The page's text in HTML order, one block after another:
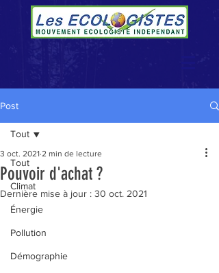
Post
Tout
Climat
Énergie
Pollution
Démographie
Tout
Pouvoir d'achat ?
3 oct. 2021 2 min de lecture
Dernière mise à jour : 30 oct. 2021